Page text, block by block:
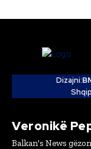
Dizajni:
Veronikë
Balkan's News